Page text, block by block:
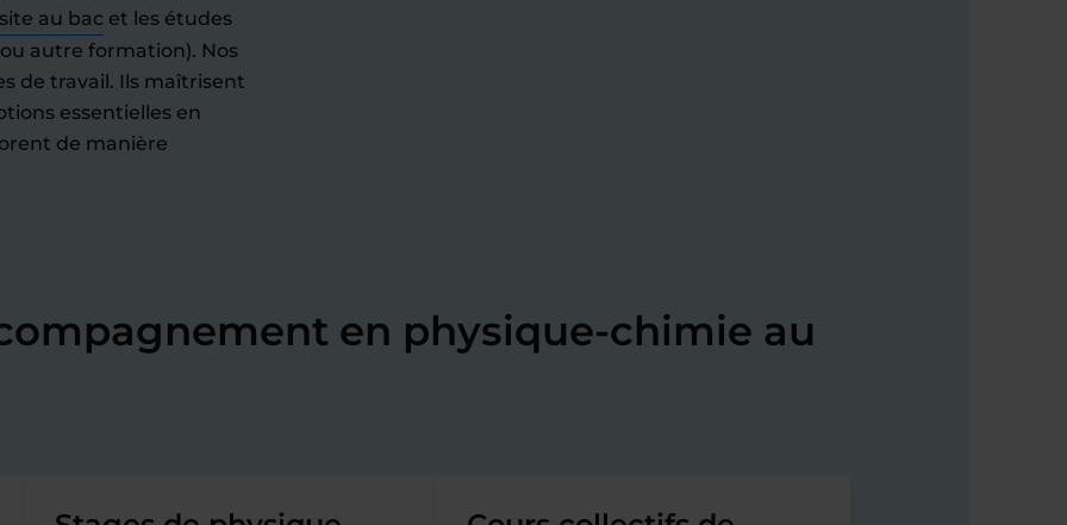
au bac et les études
autre formation). Nos
de travail. Ils maîtrisent
essentielles en
de manière
en physique-chimie au